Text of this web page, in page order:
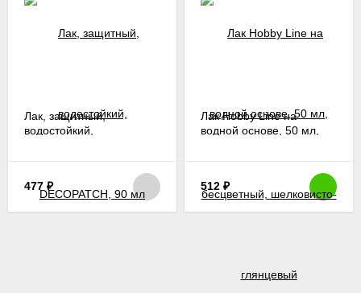
Лак, защитный,
водостойкий,
477 ₽
Лак Hobby Line на
водной основе, 50 мл,
512 ₽